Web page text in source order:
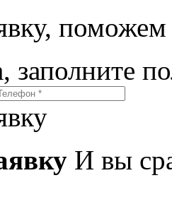
заполните
И вы